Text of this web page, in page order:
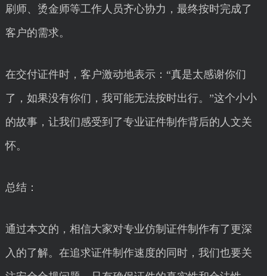
刷师、烫金师等工作人员齐心协力，最终按时完成了
客户的需求。
在交付证件时，客户激动地表示：“真是太感谢你们
了，如果没有你们，我可能无法按时出行。”这个小小
的故事，让我们感受到了专业证件制作背后的人文关
怀。
总结：
通过本文的，相信大家对专业仿制证件制作有了更深
入的了解。在追求证件制作速度的同时，我们也要关